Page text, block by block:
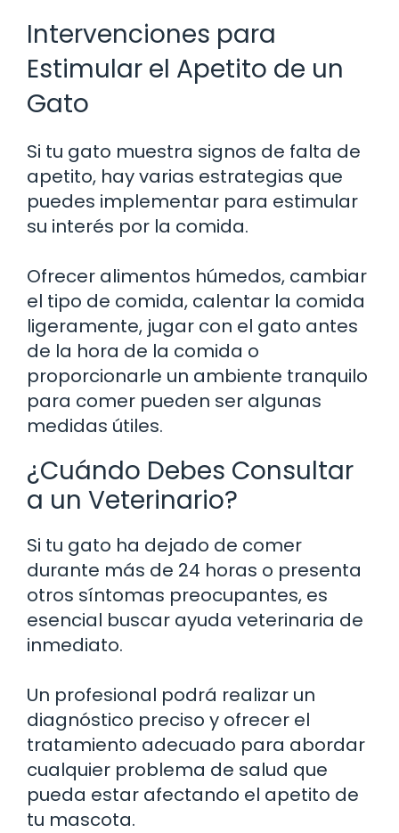
Intervenciones para
Estimular el Apetito de un
Gato
Si tu gato muestra signos de falta de
apetito, hay varias estrategias que
puedes implementar para estimular
su interés por la comida.
Ofrecer alimentos húmedos, cambiar
el tipo de comida, calentar la comida
ligeramente, jugar con el gato antes
de la hora de la comida o
proporcionarle un ambiente tranquilo
para comer pueden ser algunas
medidas útiles.
¿Cuándo Debes Consultar
a un Veterinario?
Si tu gato ha dejado de comer
durante más de 24 horas o presenta
otros síntomas preocupantes, es
esencial buscar ayuda veterinaria de
inmediato.
Un profesional podrá realizar un
diagnóstico preciso y ofrecer el
tratamiento adecuado para abordar
cualquier problema de salud que
pueda estar afectando el apetito de
tu mascota.